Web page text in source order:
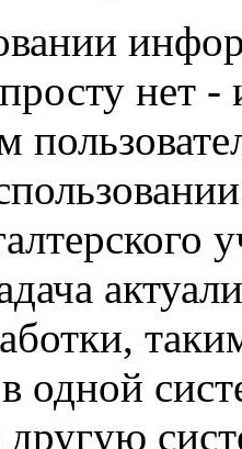
нет
одной